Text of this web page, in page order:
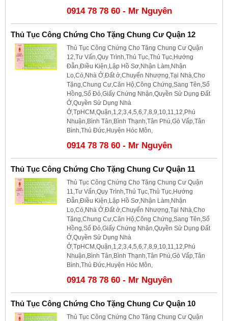
0914 78 78 60 - Mr Nguyên
Thủ Tục Công Chứng Cho Tặng Chung Cư Quận 12
Thủ Tục Công Chứng Cho Tặng Chung Cư Quận
12,Tư Vấn,Quy Trình,Thủ Tục,Thủ Tục,Hướng
Đẫn,Điều Kiện,Lập Hồ Sơ,Nhận Làm,Nhận
Lo,Có,Nhà Ở,Đất ở,Chuyển Nhượng,Tại Nhà,Cho
Tặng,Chung Cư,Căn Hộ,Công Chứng,Sang Tên,Sổ
Hồng,Sổ Đỏ,Giấy Chứng Nhận,Quyền Sử Dụng Đất
Ở,Quyền Sử Dụng Nhà
Ở,TpHCM,Quận,1,2,3,4,5,6,7,8,9,10,11,12,Phú
Nhuận,Bình Tân,Bình Thạnh,Tân Phú,Gò Vấp,Tân
Bình,Thủ Đức,Huyện Hóc Môn,
0914 78 78 60 - Mr Nguyên
Thủ Tục Công Chứng Cho Tặng Chung Cư Quận 11
Thủ Tục Công Chứng Cho Tặng Chung Cư Quận
11,Tư Vấn,Quy Trình,Thủ Tục,Thủ Tục,Hướng
Đẫn,Điều Kiện,Lập Hồ Sơ,Nhận Làm,Nhận
Lo,Có,Nhà Ở,Đất ở,Chuyển Nhượng,Tại Nhà,Cho
Tặng,Chung Cư,Căn Hộ,Công Chứng,Sang Tên,Sổ
Hồng,Sổ Đỏ,Giấy Chứng Nhận,Quyền Sử Dụng Đất
Ở,Quyền Sử Dụng Nhà
Ở,TpHCM,Quận,1,2,3,4,5,6,7,8,9,10,11,12,Phú
Nhuận,Bình Tân,Bình Thạnh,Tân Phú,Gò Vấp,Tân
Bình,Thủ Đức,Huyện Hóc Môn,
0914 78 78 60 - Mr Nguyên
Thủ Tục Công Chứng Cho Tặng Chung Cư Quận 10
Thủ Tục Công Chứng Cho Tặng Chung Cư Quận